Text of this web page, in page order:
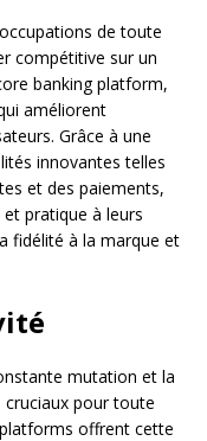
de toute
compétitive sur un
banking platform,
améliorent
Grâce à une
innovantes telles
et des paiements,
et pratique à leurs
fidélité à la marque et
mutation et la
cruciaux pour toute
offrent cette